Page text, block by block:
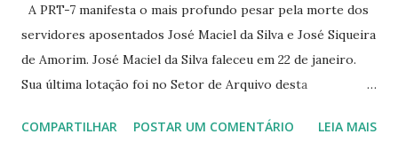
A PRT-7 manifesta o mais profundo pesar pela morte dos
servidores aposentados José Maciel da Silva e José Siqueira
de Amorim. José Maciel da Silva faleceu em 22 de janeiro.
Sua última lotação foi no Setor de Arquivo desta
Siqueira Amorim faleceu em 28 de fevereiro e encerrou a
COMPARTILHAR POSTAR UM COMENTÁRIO LEIA MAIS